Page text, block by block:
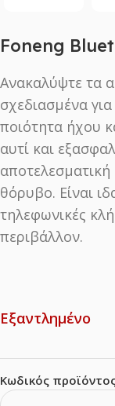
Foneng
Ανακαλύψτε τα
σχεδιασμένα
ποιότητα ήχου
αυτί και
θόρυβο. Είναι
τηλεφωνικές
περιβάλλον.
Εξαντλημένο
Κωδικός